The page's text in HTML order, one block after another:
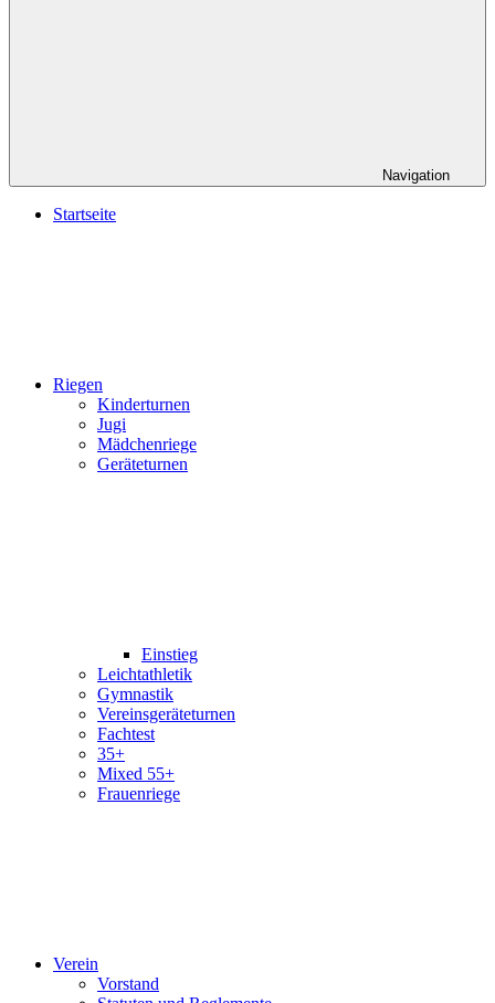
Navigation
Startseite
Riegen
Kinderturnen
Jugi
Mädchenriege
Geräteturnen
Einstieg
Leichtathletik
Gymnastik
Vereinsgeräteturnen
Fachtest
35+
Mixed 55+
Frauenriege
Verein
Vorstand